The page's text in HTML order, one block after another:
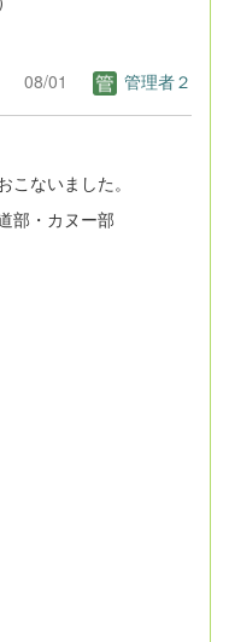
08/01 管理者２
ないました。
部・カヌー部